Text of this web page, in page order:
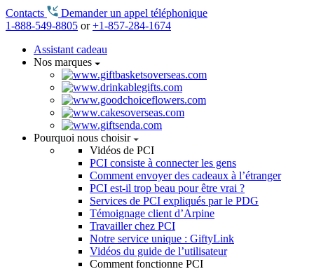
Contacts
Demander un appel téléphonique
1-888-549-8805 or+1-857-284-1674
Assistant cadeau
Nos marques
Pourquoi nous choisir
Vidéos de PCI
PCI consiste à connecter les gens
Comment envoyer des cadeaux à l’étranger
PCI est-il trop beau pour être vrai ?
Services de PCI expliqués par le PDG
Témoignage client d’Arpine
Travailler chez PCI
Notre service unique : GiftyLink
Vidéos du guide de l’utilisateur
Comment fonctionne PCI